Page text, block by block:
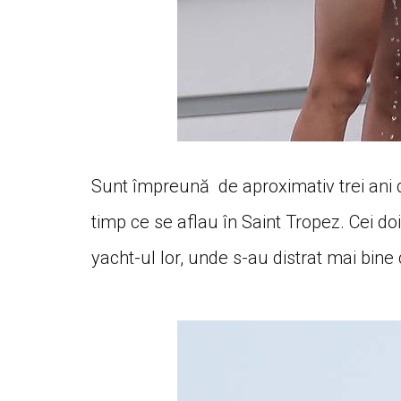
Sunt împreună de aproximativ trei ani
timp ce se aflau în Saint Tropez. Cei
yacht-ul lor, unde s-au distrat mai bine